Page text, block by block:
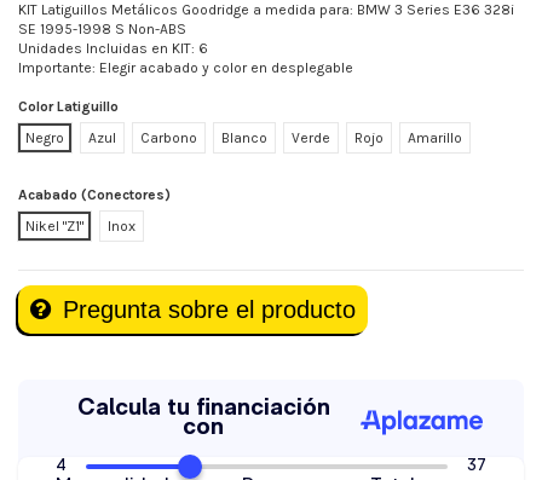
KIT Latiguillos Metálicos Goodridge a medida para: BMW 3 Series E36 328i
SE 1995-1998 S Non-ABS
Unidades Incluidas en KIT: 6
Importante: Elegir acabado y color en desplegable
Color Latiguillo
Negro
Azul Carbono Blanco Verde Rojo Amarillo
Acabado (Conectores)
Nikel "Z1"
Inox
Pregunta sobre el producto